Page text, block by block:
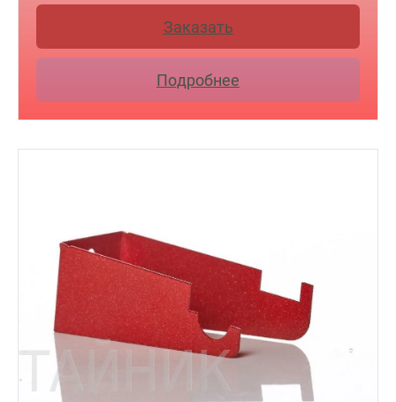
Заказать
Подробнее